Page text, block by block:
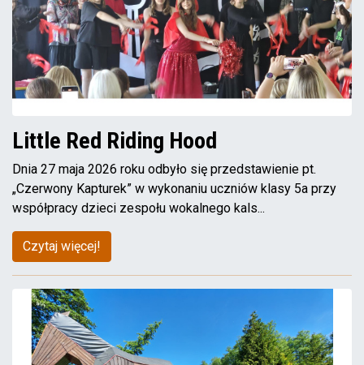
Little Red Riding Hood
Dnia 27 maja 2026 roku odbyło się przedstawienie pt.
„Czerwony Kapturek” w wykonaniu uczniów klasy 5a przy
współpracy dzieci zespołu wokalnego kals...
Czytaj więcej!